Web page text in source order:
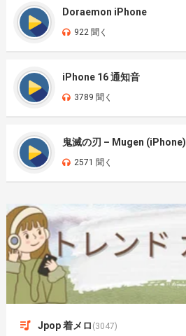
Doraemon iPhone
922 聞く
iPhone 16 通知音
3789 聞く
鬼滅の刃 – Mugen (iPhone)
2571 聞く
Jpop 着メロ (3047)